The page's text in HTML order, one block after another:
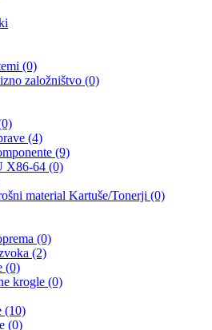
(0)
založništvo (0)
(4)
(9)
X86-64 (0)
material Kartuše/Tonerji (0)
(0)
(2)
(0)
krogle (0)
(10)
(0)